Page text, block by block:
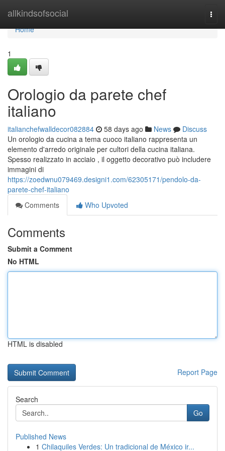
allkindsofsocial
Home
Home
1
Orologio da parete chef
italiano
italianchefwalldecor082884 58 days ago News
Discuss
Un orologio da cucina a tema cuoco italiano rappresenta un
elemento d'arredo originale per cultori della cucina italiana.
Spesso realizzato in acciaio , il oggetto decorativo può includere
immagini di
https://zoedwnu079469.designi1.com/62305171/pendolo-da-
parete-chef-italiano
Comments
Who Upvoted
Comments
Submit a Comment
No HTML
HTML is disabled
Report Page
Search
Go
Published News
1 Chilaquiles Verdes: Un tradicional de México ir...